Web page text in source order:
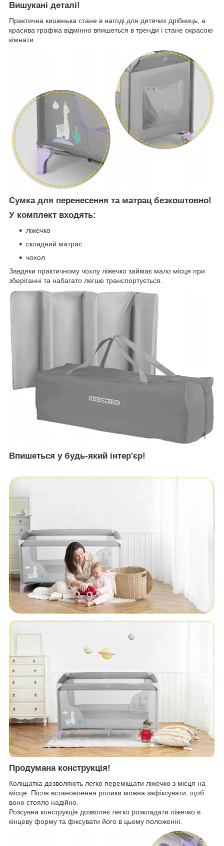
Вишукані деталі!
Практична кишенька стане в нагоді для дитячих дрібниць, а
красива графіка відмінно впишеться в тренди і стане окрасою
кімнати.
Сумка для перенесення та матрац безкоштовно!
У комплект входять:
ліжечко
складний матрас
чохол
Завдяки практичному чохлу ліжечко займає мало місця при
зберіганні та набагато легше транспортується.
Впишеться у будь-який інтер'єр!
Продумана конструкція!
Коліщатка дозволяють легко переміщати ліжечко з місця на
місце. Після встановлення ролики можна зафіксувати, щоб
воно стояло надійно.
Розсувна конструкція дозволяє легко розкладати ліжечко в
кінцеву форму та фіксувати його в цьому положенні.